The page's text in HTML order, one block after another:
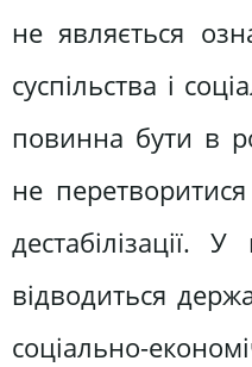
не являється
суспільства і
повинна бути в
не
дестабілізації.
відводиться
соціально-